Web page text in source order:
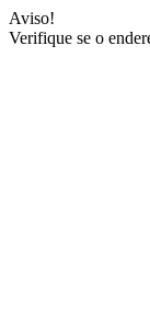
Aviso!
Verifique se o